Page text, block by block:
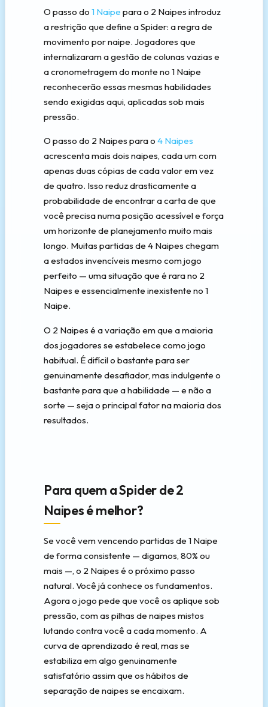
O passo do 1 Naipe para o 2 Naipes introduz
a restrição que define a Spider: a regra de
movimento por naipe. Jogadores que
internalizaram a gestão de colunas vazias e
a cronometragem do monte no 1 Naipe
reconhecerão essas mesmas habilidades
sendo exigidas aqui, aplicadas sob mais
pressão.
O passo do 2 Naipes para o 4 Naipes
acrescenta mais dois naipes, cada um com
apenas duas cópias de cada valor em vez
de quatro. Isso reduz drasticamente a
probabilidade de encontrar a carta de que
você precisa numa posição acessível e força
um horizonte de planejamento muito mais
longo. Muitas partidas de 4 Naipes chegam
a estados invencíveis mesmo com jogo
perfeito — uma situação que é rara no 2
Naipes e essencialmente inexistente no 1
Naipe.
O 2 Naipes é a variação em que a maioria
dos jogadores se estabelece como jogo
habitual. É difícil o bastante para ser
genuinamente desafiador, mas indulgente o
bastante para que a habilidade — e não a
sorte — seja o principal fator na maioria dos
resultados.
Para quem a Spider de 2
Naipes é melhor?
Se você vem vencendo partidas de 1 Naipe
de forma consistente — digamos, 80% ou
mais —, o 2 Naipes é o próximo passo
natural. Você já conhece os fundamentos.
Agora o jogo pede que você os aplique sob
pressão, com as pilhas de naipes mistos
lutando contra você a cada momento. A
curva de aprendizado é real, mas se
estabiliza em algo genuinamente
satisfatório assim que os hábitos de
separação de naipes se encaixam.